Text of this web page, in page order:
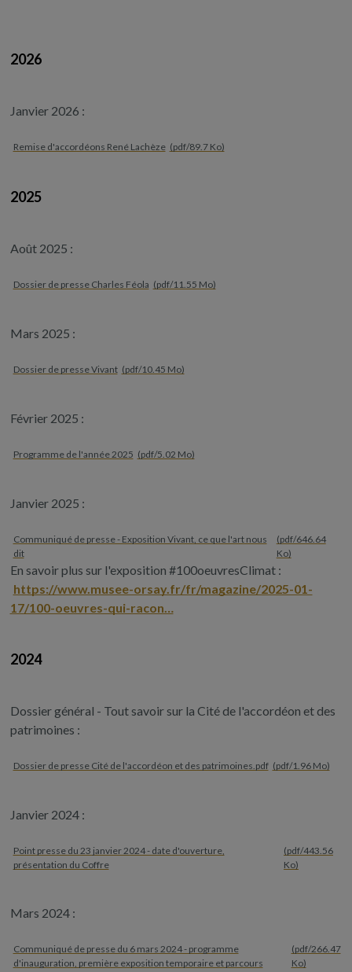
2026
Janvier 2026 :
Remise d'accordéons René Lachèze (pdf/89.7 Ko)
2025
Août 2025 :
Dossier de presse Charles Féola (pdf/11.55 Mo)
Mars 2025 :
Dossier de presse Vivant (pdf/10.45 Mo)
Février 2025 :
Programme de l'année 2025 (pdf/5.02 Mo)
Janvier 2025 :
Communiqué de presse - Exposition Vivant, ce que l'art nous
dit
(pdf/646.64
Ko)
En savoir plus sur l'exposition #100oeuvresClimat :
https://www.musee-orsay.fr/fr/magazine/2025-01-
17/100-oeuvres-qui-racon…
2024
Dossier général - Tout savoir sur la Cité de l'accordéon et des
patrimoines :
Dossier de presse Cité de l'accordéon et des patrimoines.pdf (pdf/1.96 Mo)
Janvier 2024 :
Point presse du 23 janvier 2024 - date d'ouverture,
présentation du Coffre
(pdf/443.56
Ko)
Mars 2024 :
Communiqué de presse du 6 mars 2024 - programme
d'inauguration, première exposition temporaire et parcours
(pdf/266.47
Ko)